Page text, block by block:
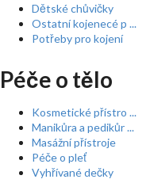
Dětské chůvičky
Ostatní kojenecé p ...
Potřeby pro kojení
Péče o tělo
Kosmetické přístro ...
Manikůra a pedikůr ...
Masážní přístroje
Péče o pleť
Vyhřívané dečky